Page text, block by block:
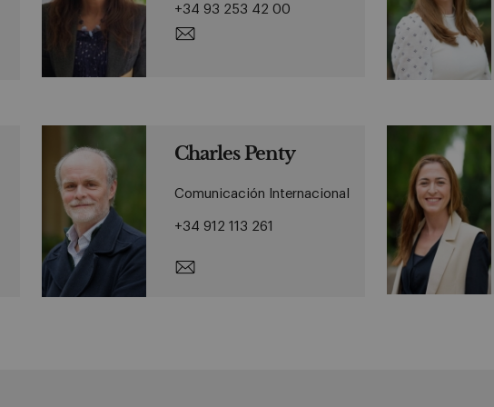
+34 93 253 42 00
Charles Penty
Comunicación Internacional
+34 912 113 261